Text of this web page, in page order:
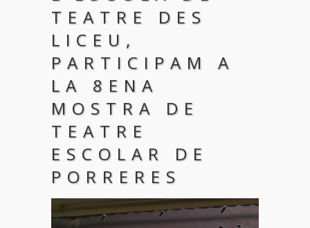
TEATRE DES
LICEU,
PARTICIPAM A
LA 8ENA
MOSTRA DE
TEATRE
ESCOLAR DE
PORRERES